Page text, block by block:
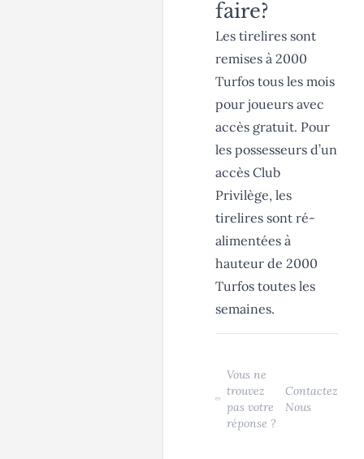
faire?
Les tirelires sont
remises à 2000
Turfos tous les mois
pour joueurs avec
accès gratuit. Pour
les possesseurs d’un
accès Club
Privilège, les
tirelires sont ré-
alimentées à
hauteur de 2000
Turfos toutes les
semaines.
Vous ne
trouvez
pas votre
réponse ?
Contactez
Nous